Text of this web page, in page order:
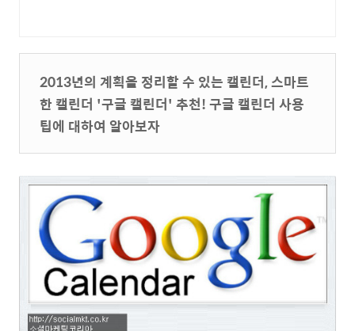
2013년의 계획을 정리할 수 있는 캘린더, 스마트
한 캘린더 '구글 캘린더' 추천! 구글 캘린더 사용
팁에 대하여 알아보자